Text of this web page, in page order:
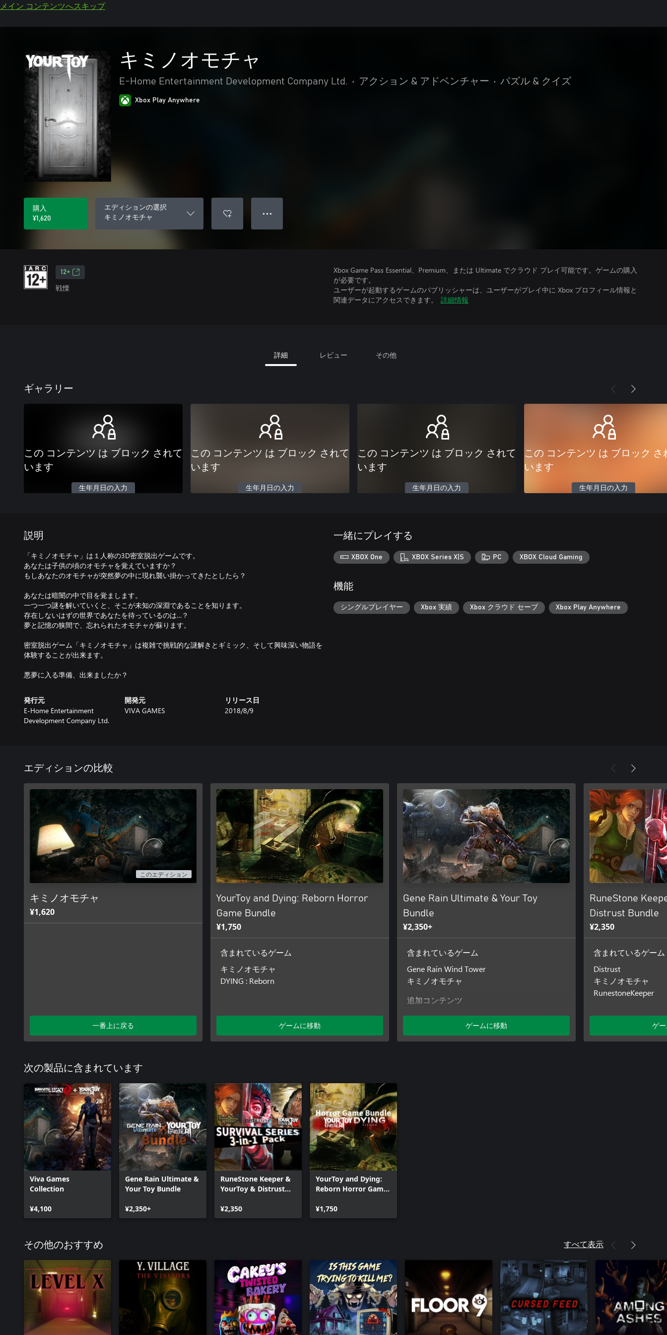
メイン コンテンツへスキップ
キミノオモチャ
E-Home Entertainment Development Company Ltd. • アクション & アドベンチャー • パズル & クイズ
Xbox Play Anywhere
購入
¥1,620
エディションの選択
キミノオモチャ
● ● ●
12+
戦慄
Xbox Game Pass Essential、Premium、または Ultimate でクラウド プレイ可能です。ゲームの購入
が必要です。
ユーザーが起動するゲームのパブリッシャーは、ユーザーがプレイ中に Xbox プロフィール情報と
関連データにアクセスできます。
詳細情報
詳細 レビュー その他
ギャラリー
この コンテンツ は ブロック されて
います
生年月日の入力
この コンテンツ は ブロック されて
います
生年月日の入力
この コンテンツ は ブロック されて
います
生年月日の入力
この コンテンツ は ブロック さ
います
生年月日の入力
説明
「キミノオモチャ」は１人称の3D密室脱出ゲームです。
あなたは子供の頃のオモチャを覚えていますか？
もしあなたのオモチャが突然夢の中に現れ襲い掛かってきたとしたら？
あなたは暗闇の中で目を覚まします。
一つ一つ謎を解いていくと、そこが未知の深淵であることを知ります。
存在しないはずの世界であなたを待っているのは…？
夢と記憶の狭間で、忘れられたオモチャが蘇ります。
密室脱出ゲーム「キミノオモチャ」は複雑で挑戦的な謎解きとギミック、そして興味深い物語を
体験することが出来ます。
悪夢に入る準備、出来ましたか？
発行元
E-Home Entertainment
Development Company Ltd.
開発元
VIVA GAMES
リリース日
2018/8/9
一緒にプレイする
XBOX One XBOX Series X|S PC XBOX Cloud Gaming
機能
シングルプレイヤー Xbox 実績 Xbox クラウド セーブ Xbox Play Anywhere
エディションの比較
このエディション
キミノオモチャ
¥1,620
一番上に戻る
YourToy and Dying: Reborn Horror
Game Bundle
¥1,750
含まれているゲーム
キミノオモチャ
DYING : Reborn
ゲームに移動
Gene Rain Ultimate & Your Toy
Bundle
¥2,350+
含まれているゲーム
Gene Rain Wind Tower
キミノオモチャ
追加コンテンツ
SkyCityRebirth
ゲームに移動
RuneStone
Distrust Bundle
¥2,350
含まれているゲーム
Distrust
キミノオモチャ
RunestoneKeeper
ゲ
次の製品に含まれています
Viva Games
Collection
¥4,100
Gene Rain Ultimate &
Your Toy Bundle
¥2,350+
RuneStone Keeper &
YourToy & Distrust
¥2,350
YourToy and Dying:
Reborn Horror Game
¥1,750
その他のおすすめ すべて表示